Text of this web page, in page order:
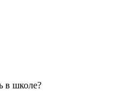
в школе?